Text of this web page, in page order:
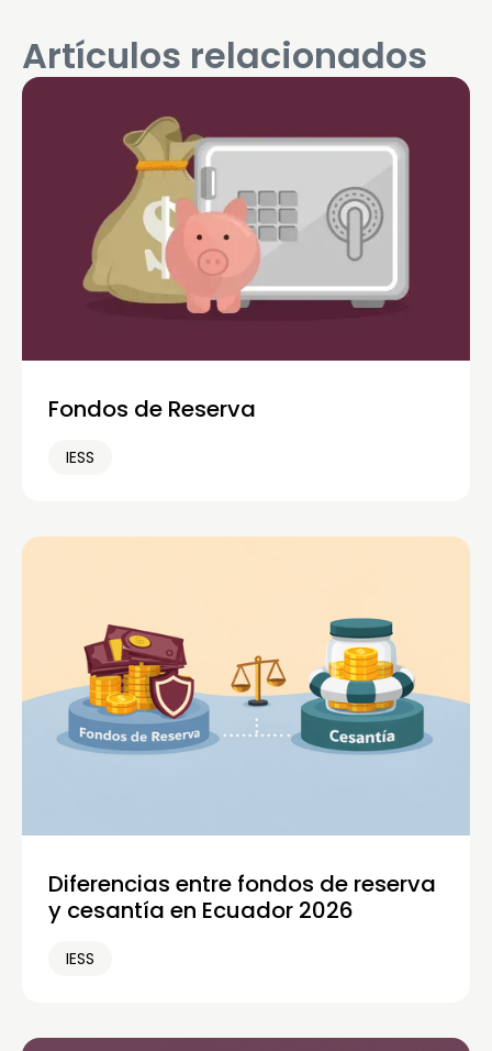
Artículos relacionados
Fondos de Reserva
IESS
Diferencias entre fondos de reserva
y cesantía en Ecuador 2026
IESS